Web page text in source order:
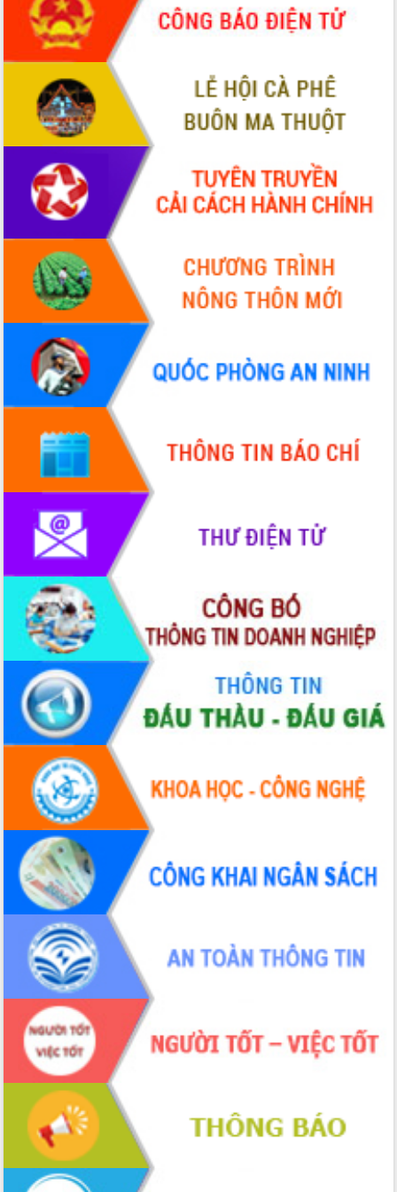
Hòn Yến phát triển du lịch gắn với bảo
tồn biển
Lấy ý kiến điều chỉnh Quy hoạch tỉnh
Đắk Lắk thời kỳ 2021-2030, tầm nhìn
đến năm 2050
Phát động chiến dịch 30 ngày đêm
giải phóng mặt bằng Tuyến đường bộ
ven biển
Đắk Lắk nỗ lực thúc đẩy tăng trưởng
kinh tế từ 10% trở lên trong Quý
II/2026
Đắk Lắk ký kết thỏa thuận hợp tác về
chuyển đổi số giai đoạn 2026 – 2030
với Tập đoàn Bưu chính Viễn thông
Việt Nam
Thứ trưởng Bộ Y tế làm việc với tỉnh
Đắk Lắk về phát triển nhân lực y tế
cho trạm y tế cấp xã
Du lịch Đắk Lắk nâng tầm trải nghiệm
du khách thông qua Hệ thống cơ sở dữ
liệu và Bản đồ số
Tập huấn ứng dụng trí tuệ nhân tạo (AI)
trong thương mại điện tử năm 2026
Đoàn đại biểu Quốc hội tỉnh Đắk Lắk
trao đổi thông tin trước Kỳ họp thứ
Quyết liệt cải cách hành chính, khơi
thông nguồn lực phát triển
Nâng cao hiệu lực, hiệu quả HĐND
tỉnh thông qua hiện đại hóa hành chính
Xã Ea Phê gắn cải cách hành chính với
chuyển đổi số
Phó Chủ tịch Thường trực UBND tỉnh
Hồ Thị Nguyên Thảo làm việc tại Trung
tâm Phục vụ hành chính công xã Ea
Phê
Xây dựng nền hành chính số đồng
hành cùng nông dân dân, doanh nghiệp
Giai đoạn 2026-2030, Đắk Lắk phấn
đấu có 77% xã đạt chuẩn nông thôn
mới
Chuyển đổi số 'mở đường' cho nông
nghiệp Đắk Lắk tăng trưởng bứt phá
Triển khai đồng bộ đo đạc, lập hồ sơ
địa chính, hoàn thiện cơ sở dữ liệu đất
đai
Ứng dụng sinh trắc học - Bước tiến
trong hành trình chuyển đổi số tại Đắk
Đắk Lắk nâng cao hiệu quả công tác
Đảng từ Sổ tay đảng viên điện tử
Đắk Lắk đẩy mạnh nuôi biển công
nghệ, hướng tới phát triển thủy sản
bền vững
Tập huấn nâng cao năng lực triển khai
chuyển đổi số cho cán bộ, công chức
cấp xã
Đắk Lắk phát động hưởng ứng Ngày
Quyền của người tiêu dùng Việt Nam
2026
Đẩy mạnh cải cách hành chính, quyết
tâm đạt được mục tiêu tăng trưởng